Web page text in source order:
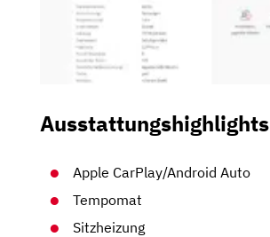
Ausstattungshighlights
Apple CarPlay/Android Auto
Tempomat
Sitzheizung